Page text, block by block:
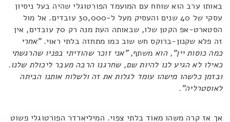
באותו ערב הוא שוחח עם המועמד הפורטוגלי שהיה בעל ניסיון
עסקי של 40 שנים והעסיק מעל ל-30,000 עובדים. אל מול
הסטארט-אפ הקטן שלו, שבאותה העת מנה רק 70 עובדים, אין
זה פלא שקנון-ברוקס חש שוב כמו מתחזה בלתי ראוי."אחרי
כמה כוסות יין", הוא משתף, "אני זוכר שהודיתי בפניו שהרגשתי
כאילו לא הגיע לנו להיות שם, שחרגנו הרבה מעבר ליכולת שלנו.
ובזמן כלשהו מישהו עומד לגלות את זה ולשלוח אותנו הביתה
לאוסטרליה".
אך אז קרה משהו מאוד בלתי צפוי. המיליארדר הפורטוגלי פשוט